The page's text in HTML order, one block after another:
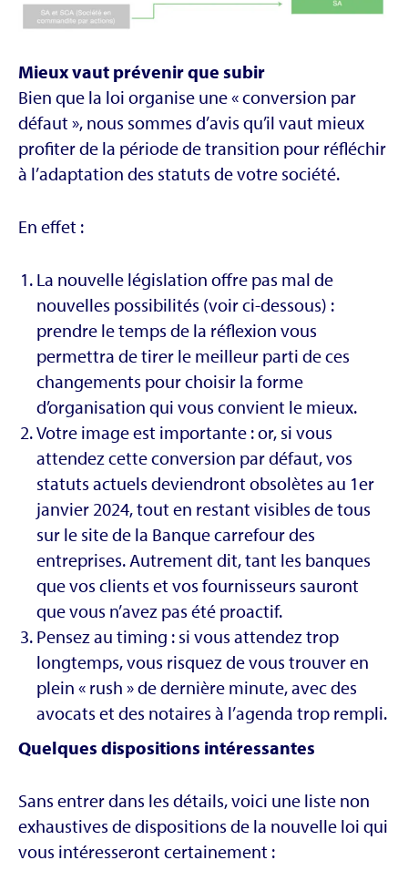
Mieux vaut prévenir que subir
Bien que la loi organise une « conversion par
défaut », nous sommes d’avis qu’il vaut mieux
profiter de la période de transition pour réfléchir
à l’adaptation des statuts de votre société.
En effet :
La nouvelle législation offre pas mal de
nouvelles possibilités (voir ci-dessous) :
prendre le temps de la réflexion vous
permettra de tirer le meilleur parti de ces
changements pour choisir la forme
d’organisation qui vous convient le mieux.
Votre image est importante : or, si vous
attendez cette conversion par défaut, vos
statuts actuels deviendront obsolètes au 1er
janvier 2024, tout en restant visibles de tous
sur le site de la Banque carrefour des
entreprises. Autrement dit, tant les banques
que vos clients et vos fournisseurs sauront
que vous n’avez pas été proactif.
Pensez au timing : si vous attendez trop
longtemps, vous risquez de vous trouver en
plein « rush » de dernière minute, avec des
avocats et des notaires à l’agenda trop rempli.
Quelques dispositions intéressantes
Sans entrer dans les détails, voici une liste non
exhaustives de dispositions de la nouvelle loi qui
vous intéresseront certainement :